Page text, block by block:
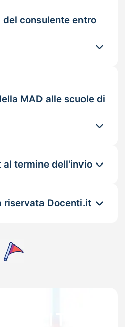
consulente entro
MAD alle scuole di
al termine dell'invio
riservata Docenti.it